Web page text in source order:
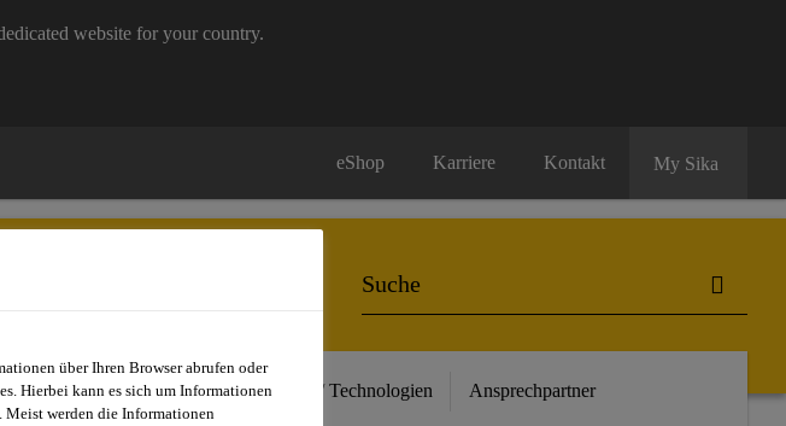
website for your country.
eShop Karriere Kontakt My Sika
Sika Apps Neuheiten / Technologien Ansprechpartner
über Ihren Browser abrufen oder
Hierbei kann es sich um Informationen
Meist werden die Informationen